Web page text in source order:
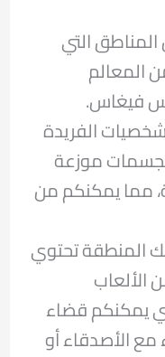
إريريا 15 من المناطق التي
المعالم
فيغاس.
الفريدة
موزعة
مما يمكنكم من
المنطقة تحتوي
يمكنكم قضاء
الأصدقاء أو